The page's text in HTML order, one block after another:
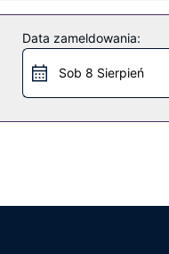
parkowanie samodzielne.
Data zameldowania:
Sob 8 Sierpień